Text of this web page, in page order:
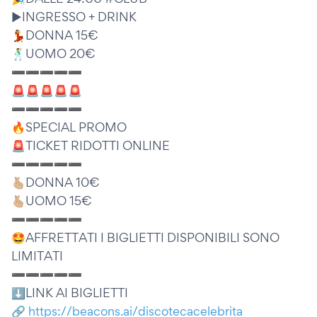
▶️INGRESSO + DRINK
💃DONNA 15€
🕺UOMO 20€
➖➖➖➖➖
🚨🚨🚨🚨🚨
➖➖➖➖➖
🔥SPECIAL PROMO
🚨TICKET RIDOTTI ONLINE
➖➖➖➖➖
🫰🏼DONNA 10€
🫰🏼UOMO 15€
➖➖➖➖➖
🤩AFFRETTATI I BIGLIETTI DISPONIBILI SONO
LIMITATI
➖➖➖➖➖
⬇️LINK AI BIGLIETTI
🔗 https://beacons.ai/discotecacelebrita